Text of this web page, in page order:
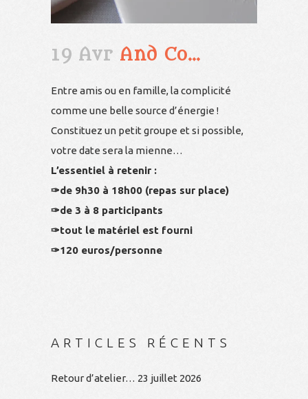
19 Avr And Co…
Entre amis ou en famille, la complicité
comme une belle source d’énergie !
Constituez un petit groupe et si possible,
votre date sera la mienne…
L’essentiel à retenir :
✑de 9h30 à 18h00 (repas sur place)
✑de 3 à 8 participants
✑tout le matériel est fourni
✑120 euros/personne
ARTICLES RÉCENTS
Retour d’atelier… 23 juillet 2026